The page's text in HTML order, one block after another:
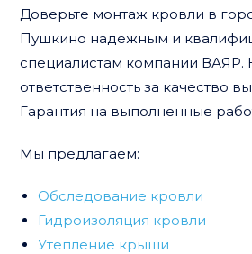
Доверьте монтаж кровли в
Пушкино надежным и
специалистам компании
ответственность за качество
Гарантия на выполненные
Мы предлагаем:
Обследование кровли
Гидроизоляция кровли
Утепление крыши